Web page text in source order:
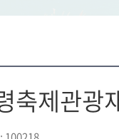
축제관광